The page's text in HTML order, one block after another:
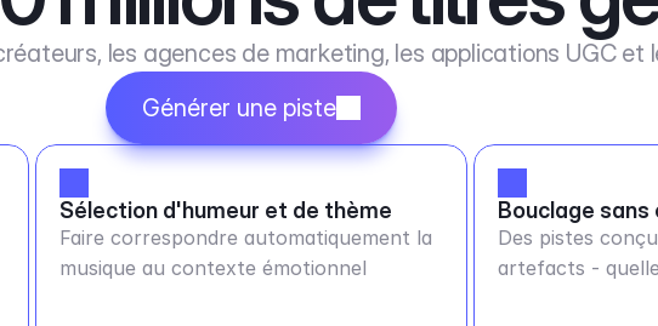
les agences de marketing, les applications UGC et
Générer une piste
Sélection d'humeur et de thème
Faire correspondre automatiquement la
musique au contexte émotionnel
Bouclage sans
Des pistes
artefacts -